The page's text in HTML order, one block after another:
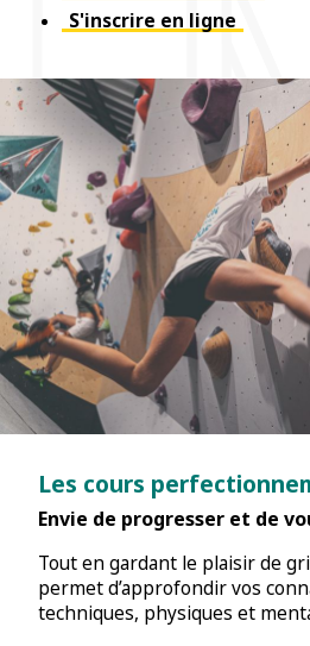
S'inscrire en ligne
Les cours
Envie de progresser et de
Tout en gardant le plaisir de
permet d’approfondir vos
techniques, physiques et